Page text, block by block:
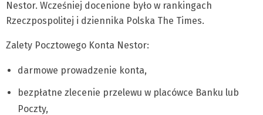
Nestor. Wcześniej docenione było w rankingach
Rzeczpospolitej i dziennika Polska The Times.
Zalety Pocztowego Konta Nestor:
darmowe prowadzenie konta,
bezpłatne zlecenie przelewu w placówce Banku lub
Poczty,